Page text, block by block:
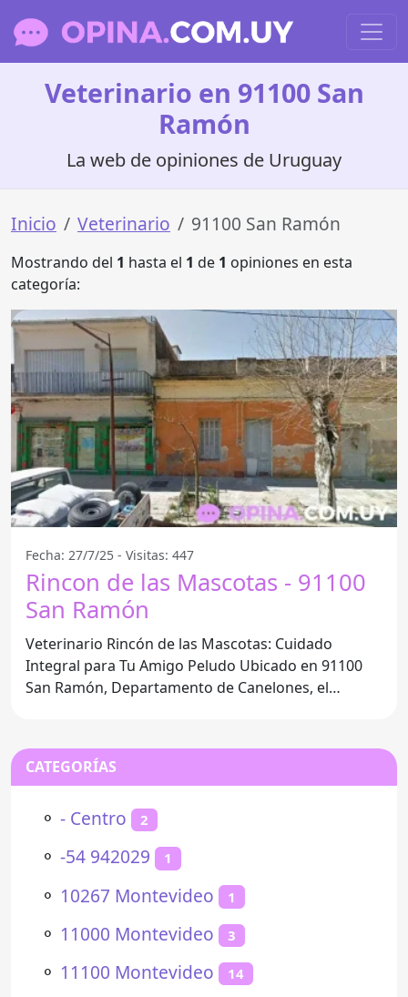
Veterinario en 91100 San
Ramón
La web de opiniones de Uruguay
Inicio Veterinario 91100 San Ramón
Mostrando del 1 hasta el 1 de 1 opiniones en esta
categoría:
Fecha: 27/7/25 - Visitas: 447
Rincon de las Mascotas - 91100
San Ramón
Veterinario Rincón de las Mascotas: Cuidado
Integral para Tu Amigo Peludo Ubicado en 91100
San Ramón, Departamento de Canelones, el
CATEGORÍAS
⚬ - Centro 2
⚬ -54 942029 1
⚬ 10267 Montevideo 1
⚬ 11000 Montevideo 3
⚬ 11100 Montevideo 14